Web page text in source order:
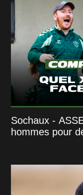
Sochaux -
hommes pour